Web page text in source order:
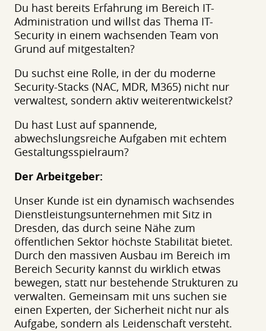
Du hast bereits Erfahrung im Bereich IT-
Administration und willst das Thema IT-
Security in einem wachsenden Team von
Grund auf mitgestalten?
Du suchst eine Rolle, in der du moderne
Security-Stacks (NAC, MDR, M365) nicht nur
verwaltest, sondern aktiv weiterentwickelst?
Du hast Lust auf spannende,
abwechslungsreiche Aufgaben mit echtem
Gestaltungsspielraum?
Der Arbeitgeber:
Unser Kunde ist ein dynamisch wachsendes
Dienstleistungsunternehmen mit Sitz in
Dresden, das durch seine Nähe zum
öffentlichen Sektor höchste Stabilität bietet.
Durch den massiven Ausbau im Bereich im
Bereich Security kannst du wirklich etwas
bewegen, statt nur bestehende Strukturen zu
verwalten. Gemeinsam mit uns suchen sie
einen Experten, der Sicherheit nicht nur als
Aufgabe, sondern als Leidenschaft versteht.